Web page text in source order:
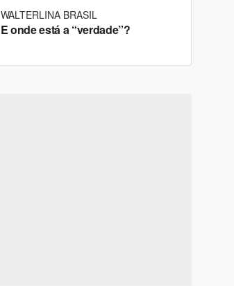
WALTERLINA BRASIL
E onde está a “verdade”?